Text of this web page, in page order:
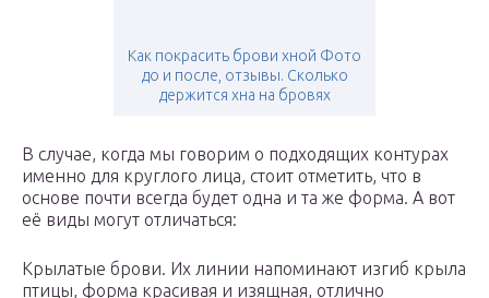
Как покрасить брови хной Фото
до и после, отзывы. Сколько
держится хна на бровях
В случае, когда мы говорим о подходящих контурах
именно для круглого лица, стоит отметить, что в
основе почти всегда будет одна и та же форма. А вот
её виды могут отличаться:
Крылатые брови. Их линии напоминают изгиб крыла
птицы, форма красивая и изящная, отлично